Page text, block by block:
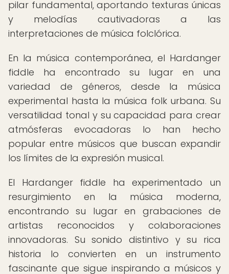
pilar fundamental, aportando texturas únicas
y melodías cautivadoras a las
interpretaciones de música folclórica.
En la música contemporánea, el Hardanger
fiddle ha encontrado su lugar en una
variedad de géneros, desde la música
experimental hasta la música folk urbana. Su
versatilidad tonal y su capacidad para crear
atmósferas evocadoras lo han hecho
popular entre músicos que buscan expandir
los límites de la expresión musical.
El Hardanger fiddle ha experimentado un
resurgimiento en la música moderna,
encontrando su lugar en grabaciones de
artistas reconocidos y colaboraciones
innovadoras. Su sonido distintivo y su rica
historia lo convierten en un instrumento
fascinante que sigue inspirando a músicos y